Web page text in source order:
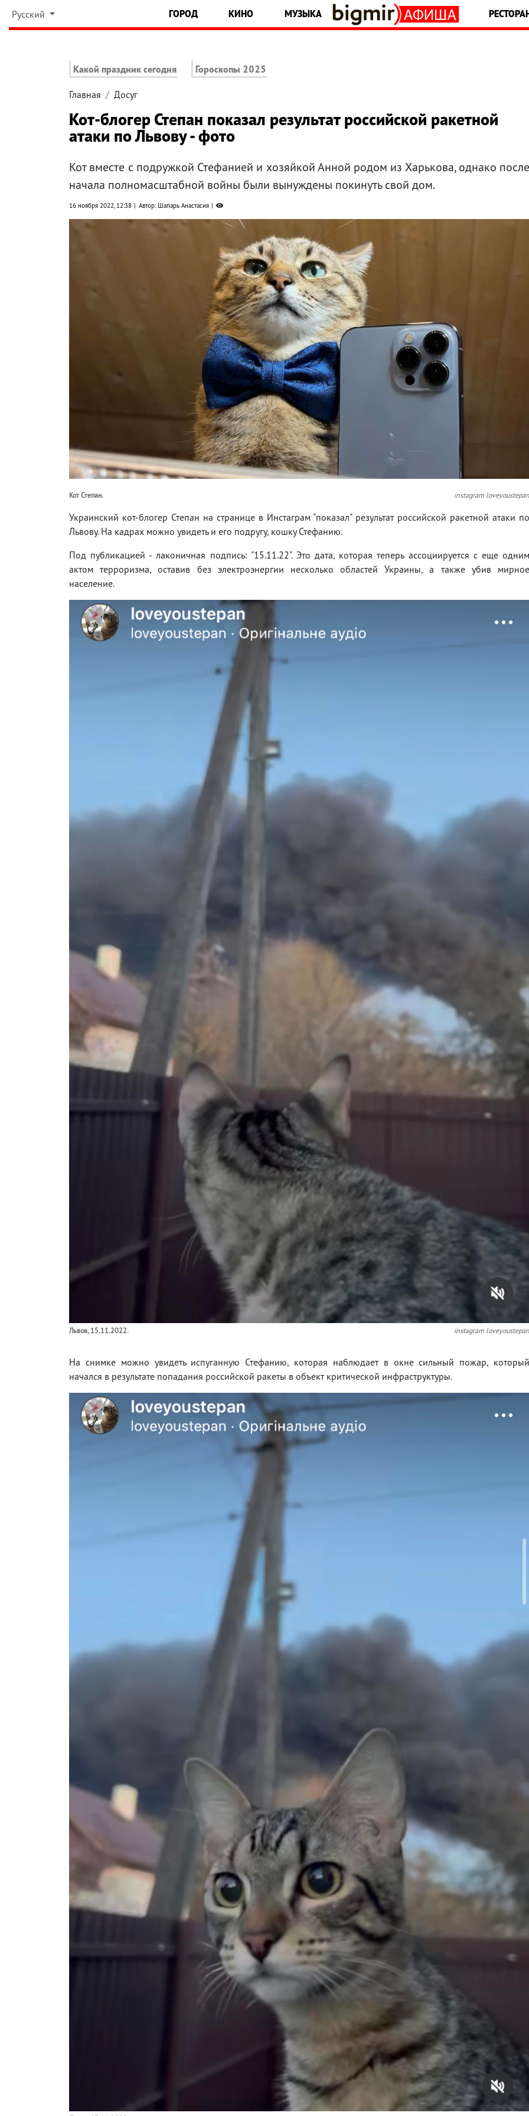
Русский ГОРОД КИНО МУЗЫКА
Какой праздник сегодня Гороскопы 2025
Главная Досуг
Кот-блогер Степан показал результат российской ракетной
атаки по Львову - фото
Кот вместе с подружкой Стефанией и хозяйкой Анной родом из Харькова, однако после
начала полномасштабной войны были вынуждены покинуть свой дом.
16 ноября 2022, 12:38 Автор: Шапарь Анастасия
Кот Степан. instagram loveyoustepan
Украинский кот-блогер Степан на странице в Инстаграм "показал" результат российской ракетной атаки по
Львову. На кадрах можно увидеть и его подругу, кошку Стефанию.
Под публикацией - лаконичная подпись: "15.11.22". Это дата, которая теперь ассоциируется с еще одним
актом терроризма, оставив без электроэнергии несколько областей Украины, а также убив мирное
население.
Львов, 15.11.2022. instagram loveyoustepan
На снимке можно увидеть испуганную Стефанию, которая наблюдает в окне сильный пожар, который
начался в результате попадания российской ракеты в объект критической инфраструктуры.